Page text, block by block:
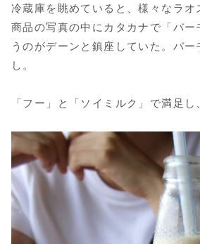
冷蔵庫を眺めていると、様々なラ
商品の写真の中にカタカナで「バ
うのがデーンと鎮座していた。バー
し。
「フー」と「ソイミルク」で満足し